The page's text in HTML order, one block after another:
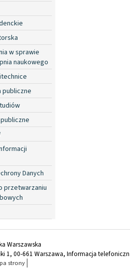
w sprawie
naukowego
publiczne
Danych
przetwarzaniu
Warszawska
1, 00-661 Warszawa, Informacja
strony